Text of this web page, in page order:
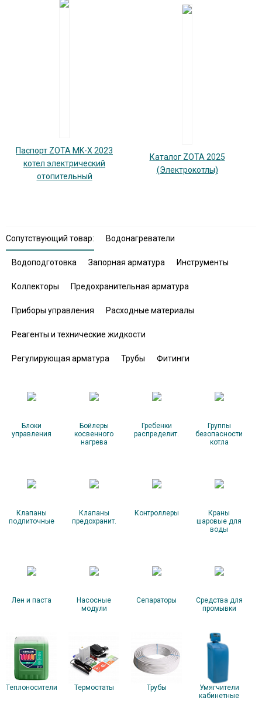
Паспорт ZOTA MK-X 2023
котел электрический
отопительный
Каталог ZOTA 2025
(Электрокотлы)
Сопутствующий товар: Водонагреватели
Водоподготовка Запорная арматура Инструменты
Коллекторы Предохранительная арматура
Приборы управления Расходные материалы
Реагенты и технические жидкости
Регулирующая арматура Трубы Фитинги
Блоки
управления
Бойлеры
косвенного
нагрева
Гребенки
распределит.
Группы
безопасности
котла
Клапаны
подпиточные
Клапаны
предохранит.
Контроллеры
Краны
шаровые для
воды
Лен и паста
Насосные
модули
Сепараторы
Средства для
промывки
Теплоносители Термостаты Трубы
Умягчители
кабинетные